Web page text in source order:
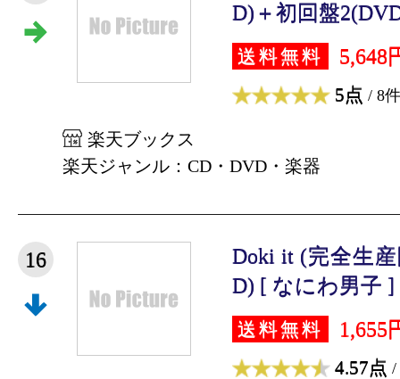
D)＋初回盤
送料無料 5,648
5点 / 8件
楽天ブックス
楽天ジャンル：CD・DVD・楽器
16
Doki it (完全生
D) [ なにわ男子 ]
送料無料 1,655
4.57点 /